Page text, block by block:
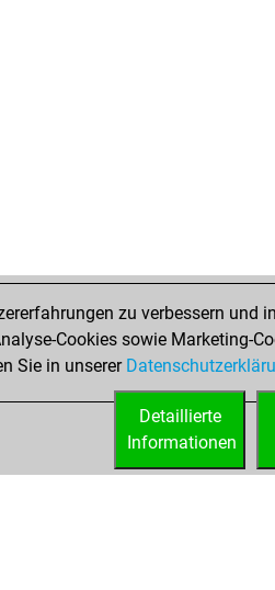
zu verbessern und
Cookies sowie Marketing-
Sie in unserer
Detaillierte
Informationen